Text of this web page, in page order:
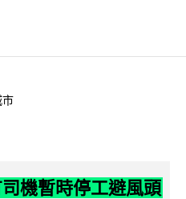
機暫時停工避風頭